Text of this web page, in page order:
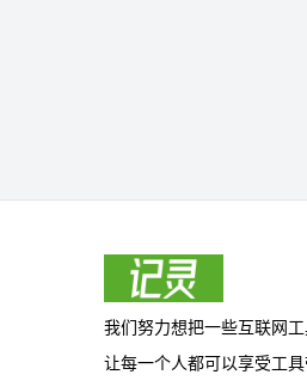
我们努力想把一些互联网工
让每一个人都可以享受工具